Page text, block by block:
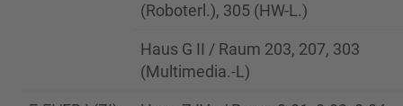
(Roboterl.), 305 (HW-L.)
Haus G II / Raum 203, 207, 303
(Multimedia.-L)